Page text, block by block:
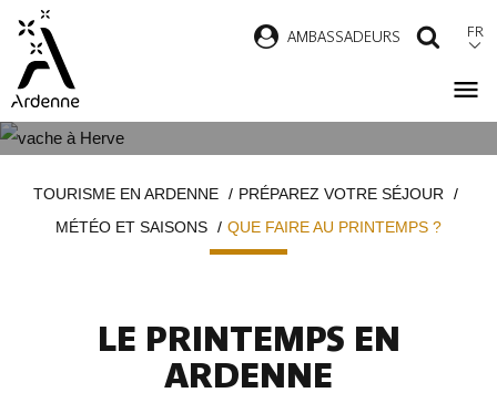
contenu
principal
AMBASSADEURS FR
d'ArianeTOURISME EN ARDENNE
PRÉPAREZ VOTRE SÉJOUR
MÉTÉO ET SAISONS
QUE FAIRE AU PRINTEMPS ?
LE PRINTEMPS EN
ARDENNE